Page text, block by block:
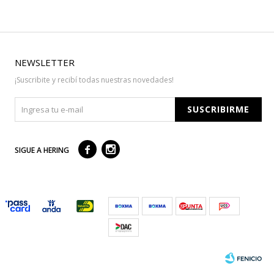
NEWSLETTER
¡Suscribite y recibí todas nuestras novedades!
SUSCRIBIRME
SIGUE A HERING  